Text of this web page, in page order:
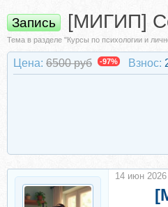
Запись [МИГИП]
Тема в разделе "Курсы по психологии и
Цена: 6500 руб -97% Взнос:
14 июн 2026